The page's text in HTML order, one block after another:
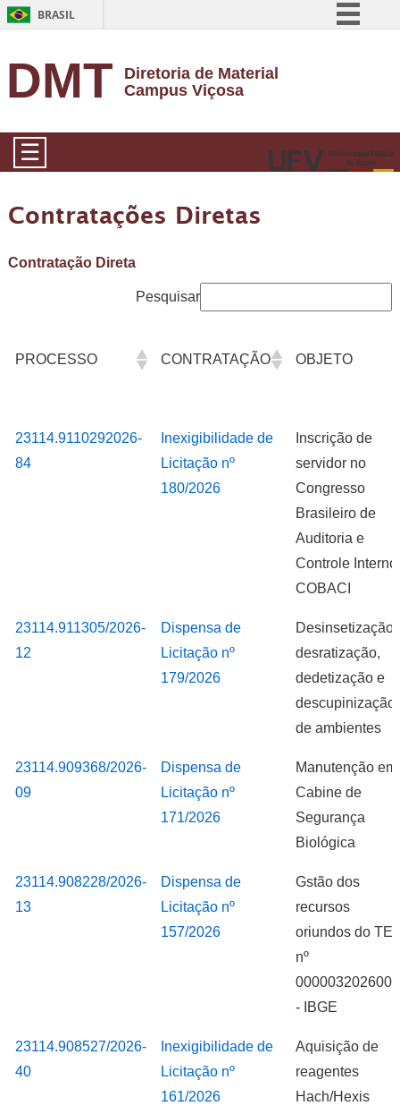
BRASIL
Comunica BR
Acesso à informação
Legislação
DMT
Diretoria de Material
Campus Viçosa
☰
Contratações Diretas
Contratação Direta
Pesquisar
PROCESSO CONTRATAÇÃO OBJETO
PROCESSO CONTRATAÇÃO OBJETO
23114.9110292026-
84
Inexigibilidade de
Licitação nº
180/2026
Inscrição de
servidor no
Congresso
Brasileiro de
Auditoria e
Controle Interno
COBACI
23114.911305/2026-
12
Dispensa de
Licitação nº
179/2026
Desinsetização,
desratização,
dedetização e
descupinização
de ambientes
23114.909368/2026-
09
Dispensa de
Licitação nº
171/2026
Manutenção em
Cabine de
Segurança
Biológica
23114.908228/2026-
13
Dispensa de
Licitação nº
157/2026
Gstão dos
recursos
oriundos do
nº
- IBGE
23114.908527/2026-
40
Inexigibilidade de
Licitação nº
161/2026
Aquisição de
reagentes
Hach/Hexis